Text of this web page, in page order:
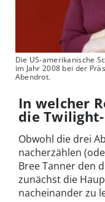
Die US-amerikanische
im Jahr 2008 bei der
Abendrot.
In welcher
die
Obwohl die drei
nacherzählen
Bree Tanner den
zunächst die
nacheinander zu